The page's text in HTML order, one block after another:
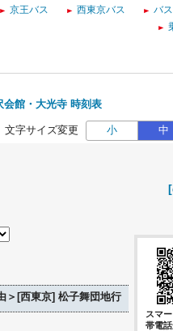
京王バス 西東京バス バ
会館・大光寺 時刻表
文字サイズ変更 小 中
＞[西東京] 松子舞団地行
スマ
帯電